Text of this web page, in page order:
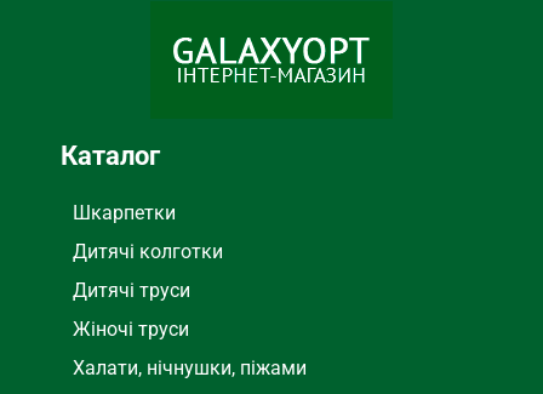
Каталог
Шкарпетки
Дитячі колготки
Дитячі труси
Жіночі труси
Халати, нічнушки, піжами